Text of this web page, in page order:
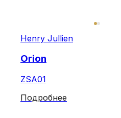
Henry Jullien
Orion
ZSA01
Подробнее